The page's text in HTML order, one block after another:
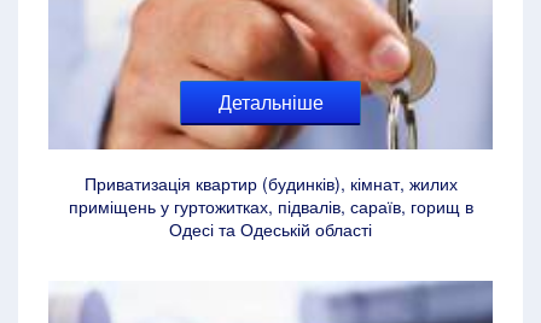
Детальніше
Приватизація квартир (будинків), кімнат, жилих
приміщень у гуртожитках, підвалів, сараїв, горищ в
Одесі та Одеській області